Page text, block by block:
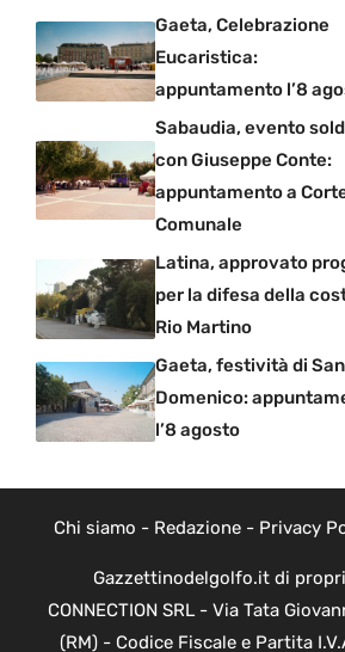
Gaeta, Celebrazione
Eucaristica:
appuntamento l’8
Sabaudia, evento
con Giuseppe Conte:
appuntamento a
Comunale
Latina, approvato
per la difesa della
Rio Martino
Gaeta, festività di San
Domenico:
l’8 agosto
Chi siamo - Redazione- Privacy
Gazzettinodelgolfo.it di
CONNECTION SRL - Via Tata
(RM) - Codice Fiscale e Partita